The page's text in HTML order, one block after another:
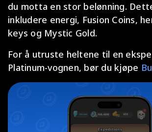
du motta en stor belønning.
inkludere energi, Fusion Coins,
keys og Mystic Gold.
For å utruste heltene til en
Platinum-vognen, bør du kjøpe